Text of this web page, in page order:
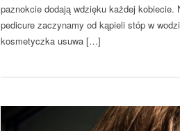
paznokcie dodają wdzięku każdej
pedicure zaczynamy od kąpieli stóp w
kosmetyczka usuwa […]